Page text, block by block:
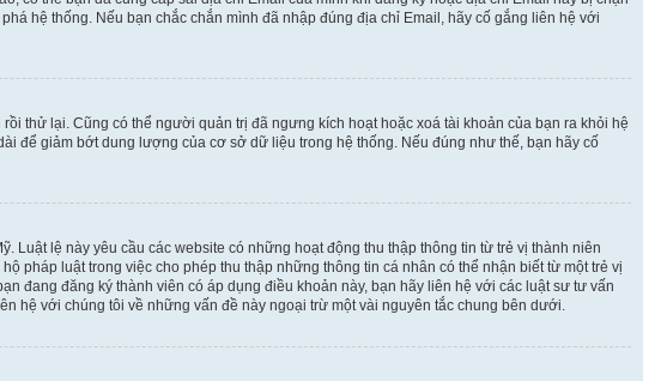
hệ thống. Nếu bạn chắc chắn mình đã nhập đúng địa chỉ Email, hãy cố gắng liên hệ với
thử lại. Cũng có thể người quản trị đã ngưng kích hoạt hoặc xoá tài khoản của bạn ra khỏi hệ
để giảm bớt dung lượng của cơ sở dữ liệu trong hệ thống. Nếu đúng như thế, bạn hãy cố
Luật lệ này yêu cầu các website có những hoạt động thu thập thông tin từ trẻ vị thành niên
pháp luật trong việc cho phép thu thập những thông tin cá nhân có thể nhận biết từ một trẻ vị
đang đăng ký thành viên có áp dụng điều khoản này, bạn hãy liên hệ với các luật sư tư vấn
hệ với chúng tôi về những vấn đề này ngoại trừ một vài nguyên tắc chung bên dưới.